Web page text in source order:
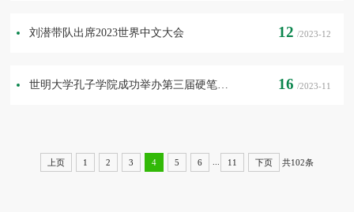
刘潜带队出席2023世界中文大会 12 /2023-12
16 /2023-11
上页 1 2 3 4 5 6 11 下页 共102条